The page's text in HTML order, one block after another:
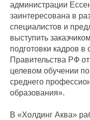
администрации
заинтересована в
специалистов и
выступить
подготовки кадров в
Правительства РФ
целевом обучении
среднего
образования».
В «Холдинг Аква»